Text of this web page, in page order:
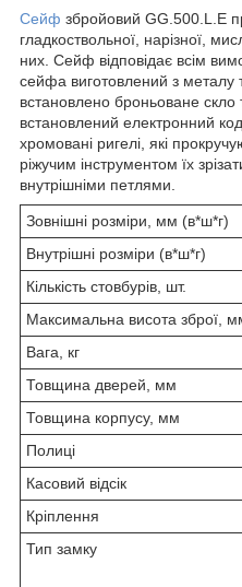
Сейф збройовий GG.500.L.E
гладкоствольної, нарізної,
них. Сейф відповідає всім
сейфа виготовлений з
встановлено броньоване
встановлений електронний
хромовані ригелі, які
ріжучим інструментом їх
внутрішніми петлями.
Зовнішні розміри, мм (в*ш*г)
Внутрішні розміри (в*ш*г)
Кількість стовбурів, шт.
Максимальна висота зброї,
Вага, кг
Товщина дверей, мм
Товщина корпусу, мм
Полиці
Касовий відсік
Кріплення
Тип замку